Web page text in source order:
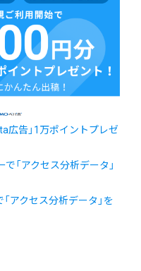
広告」1万ポイントプレゼ
アクセス分析データ」を